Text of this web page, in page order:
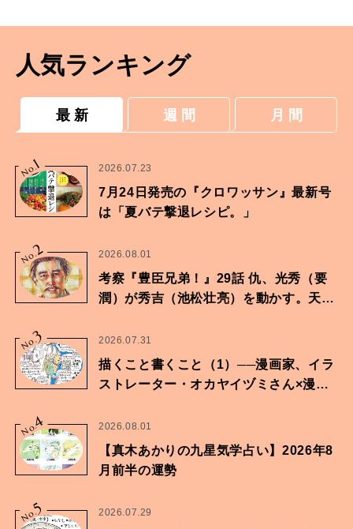
人気ランキング
最 新 週 間 月 間
No.
1 2026.07.23
7月24日発売の『クロワッサン』最新号
は「夏バテ撃退レシピ。」
No.2 2026.08.01
考察『豊臣兄弟！』29話 仇、光秀（要
潤）が秀吉（池松壮亮）を動かす。天下
No.3 2026.07.31
描くこと書くこと（1）──漫画家、イラ
ストレーター・オカヤイヅミさん×漫画
No.
4 2026.08.01
【真木あかりの九星気学占い】2026年8
月前半の運勢
No.5 2026.07.29